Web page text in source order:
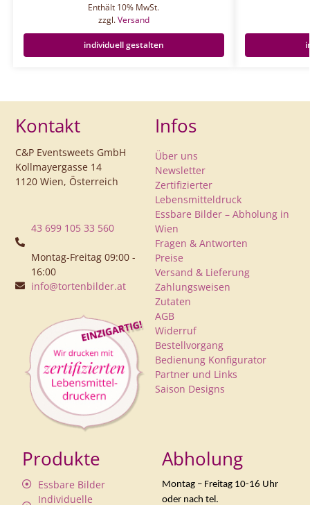
Enthält 10% MwSt.
zzgl.Versand
individuell gestalten
Kontakt
C&P Eventsweets GmbH
Kollmayergasse 14
1120 Wien, Österreich
43 699 105 33 560
Montag-Freitag 09:00 -
16:00
info@tortenbilder.at
Infos
Über uns
Newsletter
Zertifizierter
Lebensmitteldruck
Essbare Bilder – Abholung in
Wien
Fragen & Antworten
Preise
Versand & Lieferung
Zahlungsweisen
Zutaten
AGB
Widerruf
Bestellvorgang
Bedienung Konfigurator
Partner und Links
Saison Designs
Produkte
Essbare Bilder
Individuelle
Abholung
Montag – Freitag 10-16 Uhr
oder nach tel.